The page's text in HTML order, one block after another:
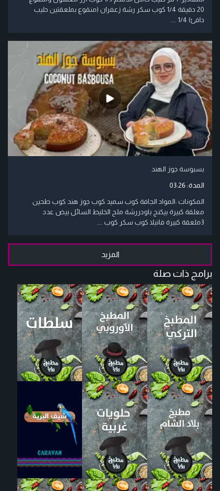
20 دقيقة 1/4 كوب سكر رشة زعفران (منقوع بملعقتين حليب
دافئ) 1/4 ....
بسبوسة جوز الهند
المدة: 03:26
المكونات :المواد الجافة كوب سميد كوب جوز هند كوب طحين
معلقة كبيرة بيكنج باودررشة ملح الخليط السائل بيض عدد
3ملعقة كبيرة فانيلا كوب سكر كوب ....
المزيد
برامج ذات صلة